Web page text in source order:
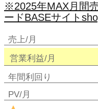
※2025年MAX月間
ードBASEサイト
売上/月
営業利益/月
年間利回り
PV/月